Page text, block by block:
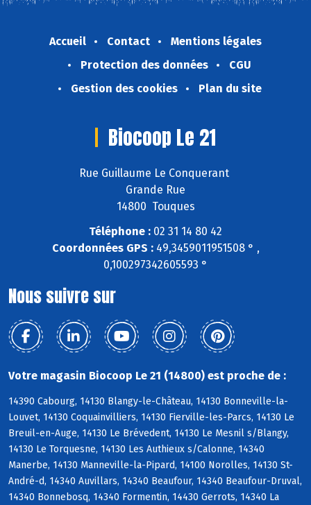
Accueil Contact
Mentions légales
Protection des données
CGU
Gestion des cookies
Plan du site
Biocoop Le 21
Rue Guillaume Le Conquerant
Grande Rue
14800 Touques
Téléphone : 02 31 14 80 42
Coordonnées GPS :49,3459011951508 ° ,
0,100297342605593 °
Nous suivre sur
Votre magasin Biocoop Le 21 (14800) est proche de :
14390 Cabourg, 14130 Blangy-le-Château, 14130 Bonneville-la-
Louvet, 14130 Coquainvilliers, 14130 Fierville-les-Parcs, 14130 Le
Breuil-en-Auge, 14130 Le Brévedent, 14130 Le Mesnil s/Blangy,
14130 Le Torquesne, 14130 Les Authieux s/Calonne, 14340
Manerbe, 14130 Manneville-la-Pipard, 14100 Norolles, 14130 St-
André-d, 14340 Auvillars, 14340 Beaufour, 14340 Beaufour-Druval,
14340 Bonnebosq, 14340 Formentin, 14430 Gerrots, 14340 La